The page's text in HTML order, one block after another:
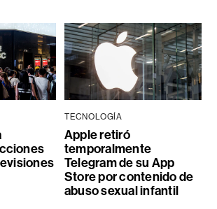
TECNOLOGÍA
Apple retiró
temporalmente
Telegram de su App
Store por contenido de
abuso sexual infantil